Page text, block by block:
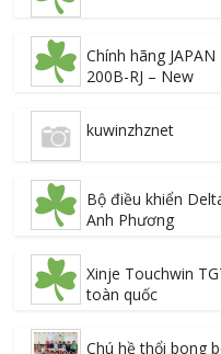
Chính hãng
200B-RJ – New
kuwinzhznet
Bộ điều khiển
Anh Phương
Xinje Touchwin
toàn quốc
Chú hề thổi bong